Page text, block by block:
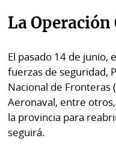
La Operación
El pasado 14 de junio,
fuerzas de seguridad,
Nacional de Fronteras
Aeronaval, entre
la provincia para
seguirá.